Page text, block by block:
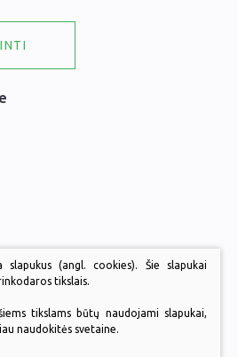
slapukus (angl. cookies). Šie slapukai
tikslais.
tikslams būtų naudojami slapukai,
naudokitės svetaine.